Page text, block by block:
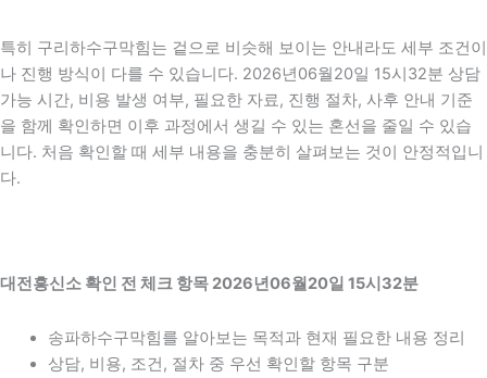
특히 구리하수구막힘는 겉으로 비슷해 보이는 안내라도 세부 조건이
나 진행 방식이 다를 수 있습니다. 2026년06월20일 15시32분 상담
가능 시간, 비용 발생 여부, 필요한 자료, 진행 절차, 사후 안내 기준
을 함께 확인하면 이후 과정에서 생길 수 있는 혼선을 줄일 수 있습
니다. 처음 확인할 때 세부 내용을 충분히 살펴보는 것이 안정적입니
다.
대전흥신소 확인 전 체크 항목 2026년06월20일 15시32분
송파하수구막힘를 알아보는 목적과 현재 필요한 내용 정리
상담, 비용, 조건, 절차 중 우선 확인할 항목 구분